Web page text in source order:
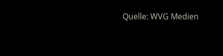
Quelle: WVG Medien